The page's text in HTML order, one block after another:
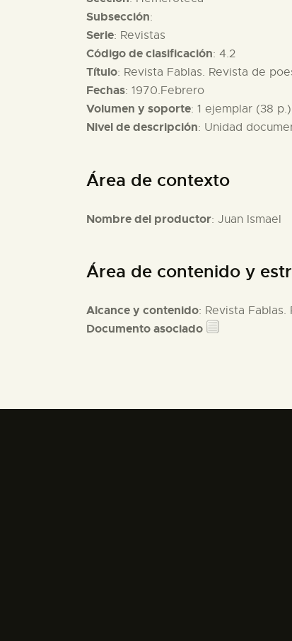
Subsección:
Serie: Revistas
Código de clasificación: 4.2
Título: Revista Fablas. Revista de
Fechas: 1970.Febrero
Volumen y soporte: 1 ejemplar (38 p.)
Nivel de descripción: Unidad
Área de contexto
Nombre del productor: Juan Ismael
Área de contenido y
Alcance y contenido: Revista
Documento asociado